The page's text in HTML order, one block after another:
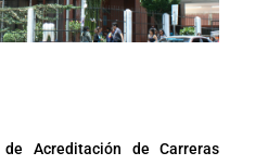
Acreditación de Carreras